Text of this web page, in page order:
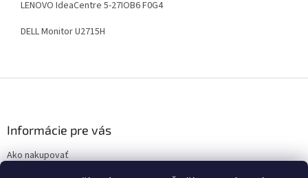
LENOVO IdeaCentre 5-27IOB6 F0G4
DELLMonitor U2715H
i
Informácie pre vás
Ako nakupovať